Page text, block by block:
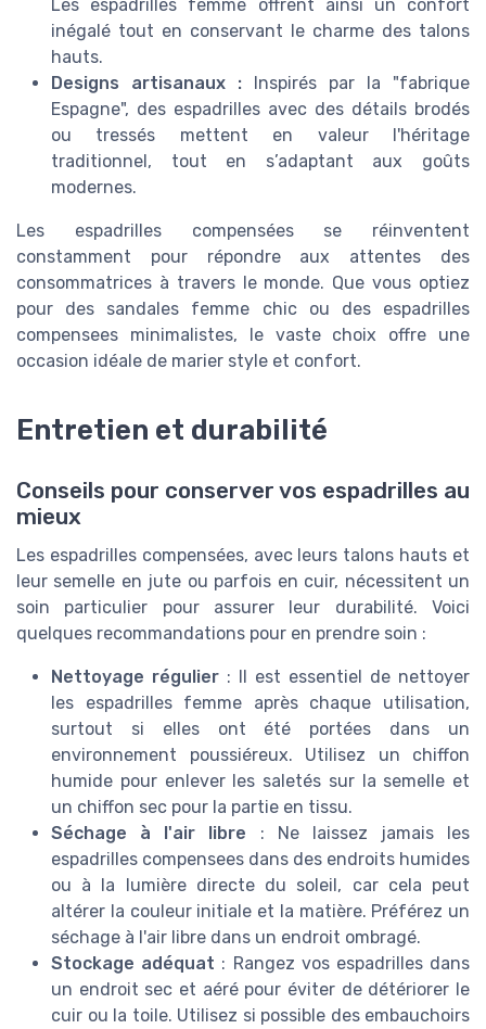
Les espadrilles femme offrent ainsi un confort
inégalé tout en conservant le charme des talons
hauts.
Designs artisanaux : Inspirés par la "fabrique
Espagne", des espadrilles avec des détails brodés
ou tressés mettent en valeur l'héritage
traditionnel, tout en s’adaptant aux goûts
modernes.
Les espadrilles compensées se réinventent
constamment pour répondre aux attentes des
consommatrices à travers le monde. Que vous optiez
pour des sandales femme chic ou des espadrilles
compensees minimalistes, le vaste choix offre une
occasion idéale de marier style et confort.
Entretien et durabilité
Conseils pour conserver vos espadrilles au
mieux
Les espadrilles compensées, avec leurs talons hauts et
leur semelle en jute ou parfois en cuir, nécessitent un
soin particulier pour assurer leur durabilité. Voici
quelques recommandations pour en prendre soin :
Nettoyage régulier : Il est essentiel de nettoyer
les espadrilles femme après chaque utilisation,
surtout si elles ont été portées dans un
environnement poussiéreux. Utilisez un chiffon
humide pour enlever les saletés sur la semelle et
un chiffon sec pour la partie en tissu.
Séchage à l'air libre : Ne laissez jamais les
espadrilles compensees dans des endroits humides
ou à la lumière directe du soleil, car cela peut
altérer la couleur initiale et la matière. Préférez un
séchage à l'air libre dans un endroit ombragé.
Stockage adéquat : Rangez vos espadrilles dans
un endroit sec et aéré pour éviter de détériorer le
cuir ou la toile. Utilisez si possible des embauchoirs